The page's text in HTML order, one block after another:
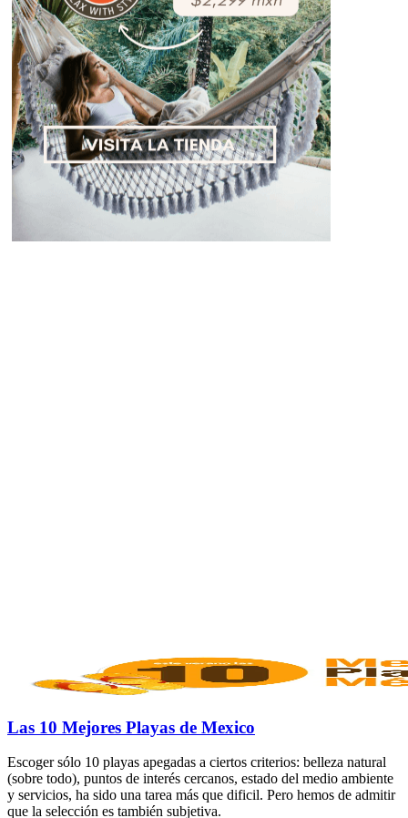
Las 10 Mejores Playas de Mexico
Escoger sólo 10 playas apegadas a ciertos criterios: belleza natural
(sobre todo), puntos de interés cercanos, estado del medio ambiente
y servicios, ha sido una tarea más que dificil. Pero hemos de admitir
que la selección es también subjetiva.